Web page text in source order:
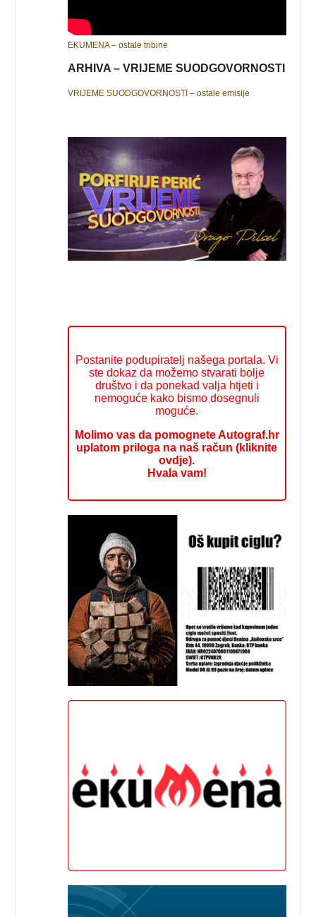
EKUMENA – ostale tribine
ARHIVA – VRIJEME SUODGOVORNOSTI
VRIJEME SUODGOVORNOSTI – ostale emisije
Postanite podupiratelj našega portala. Vi
ste dokaz da možemo stvarati bolje
društvo i da ponekad valja htjeti i
nemoguće kako bismo dosegnuli
moguće.
Molimo vas da pomognete Autograf.hr
uplatom priloga na naš račun (kliknite
ovdje).
Hvala vam!